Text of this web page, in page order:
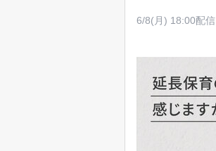
6/8(月) 18:00配信